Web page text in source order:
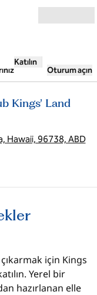
Katılın
Oturum açın
Kings’ Land
Hawaii, 96738, ABD
için Kings
Yerel bir
hazırlanan elle